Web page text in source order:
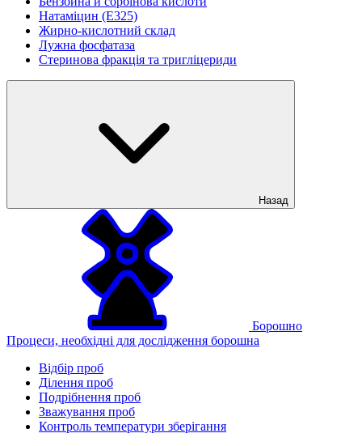
Натаміцин (Е325)
Жирно-кислотний склад
Лужна фосфатаза
Стеринова фракція та тригліцериди
Назад
Борошно
Процеси, необхідні для дослідження борошна
Відбір проб
Ділення проб
Подрібнення проб
Зважування проб
Контроль температури зберігання